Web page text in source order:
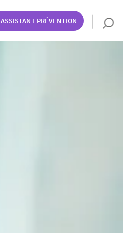
ASSISTANT PRÉVENTION